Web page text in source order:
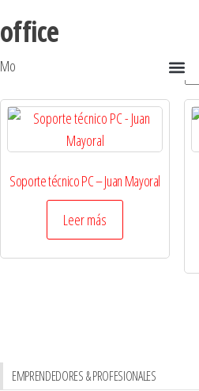
office
Mostrando los 2 resultados
Soporte técnico PC – Juan Mayoral
Leer más
EMPRENDEDORES & PROFESIONALES